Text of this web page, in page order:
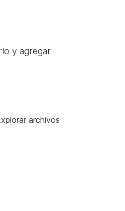
y agregar
archivos